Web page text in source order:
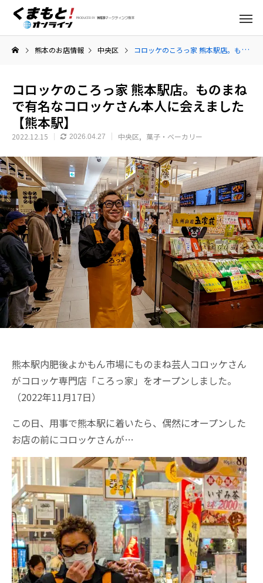
熊本のお店情報 中央区 コロッケのころっ家 熊本駅店。ものまねで有名なコロッケさん本人に会えました【熊本駅】
コロッケのころっ家 熊本駅店。ものまね
で有名なコロッケさん本人に会えました
【熊本駅】
2022.12.15 2026.04.27 中央区 菓子・ベーカリー
熊本駅内肥後よかもん市場にものまね芸人コロッケさん
がコロッケ専門店「ころっ家」をオープンしました。
（2022年11月17日）
この日、用事で熊本駅に着いたら、偶然にオープンした
お店の前にコロッケさんが…